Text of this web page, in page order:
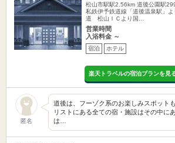
松山市駅駅2.56km 道後公園駅
私鉄伊予鉄道線「道後温泉駅」
道 松山ＩＣより国…
営業時間
入浴料金 ～
宿泊 ホテル
楽天トラベルの宿泊プランを見
匿名
道後は、フーゾク系のお楽しみスポット
リストにある全ての宿・施設はその中に
は…